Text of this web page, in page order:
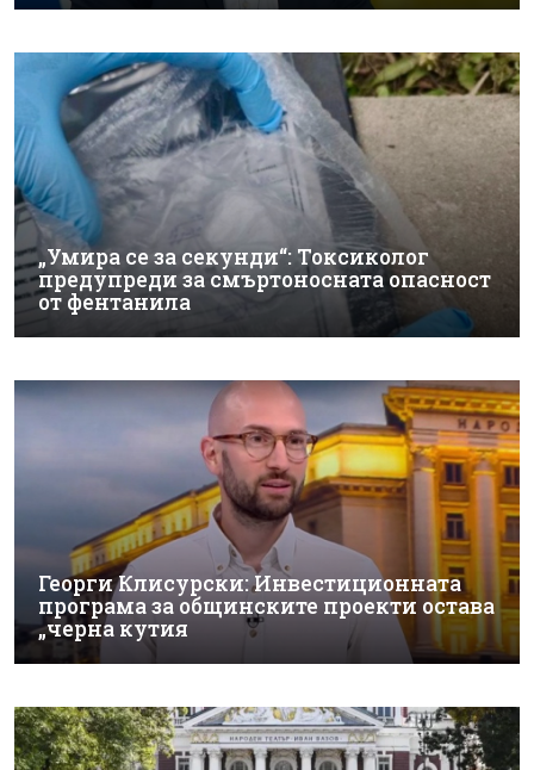
„Умира се за секунди“: Токсиколог
предупреди за смъртоносната опасност
от фентанила
Георги Клисурски: Инвестиционната
програма за общинските проекти остава
„черна кутия